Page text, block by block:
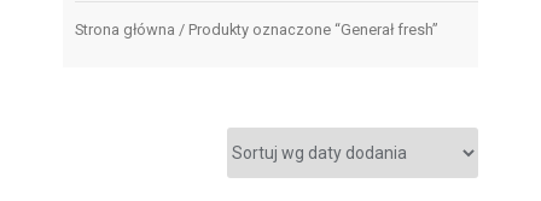
Strona główna / Produkty oznaczone “Generał fresh”